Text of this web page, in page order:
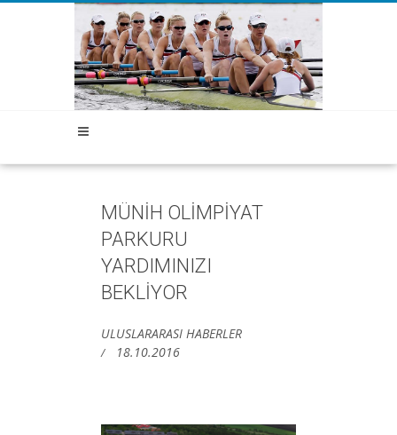
MÜNİH OLİMPİYAT
PARKURU
YARDIMINIZI
BEKLİYOR
ULUSLARARASI HABERLER
18.10.2016